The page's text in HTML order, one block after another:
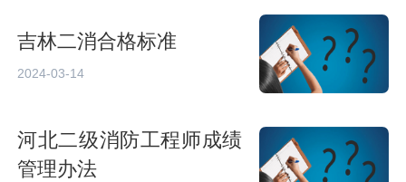
吉林二消合格标准
2024-03-14
河北二级消防工程师成绩
管理办法